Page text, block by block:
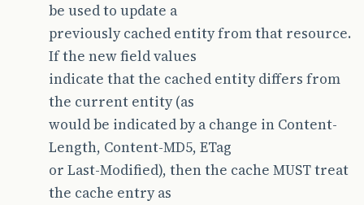
be used to update a
previously cached entity from that resource.
If the new field values
indicate that the cached entity differs from
the current entity (as
would be indicated by a change in Content-
Length, Content-MD5, ETag
or Last-Modified), then the cache MUST treat
the cache entry as